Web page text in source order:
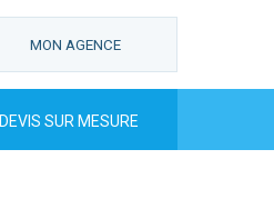
MON AGENCE
DEVIS SUR MESURE